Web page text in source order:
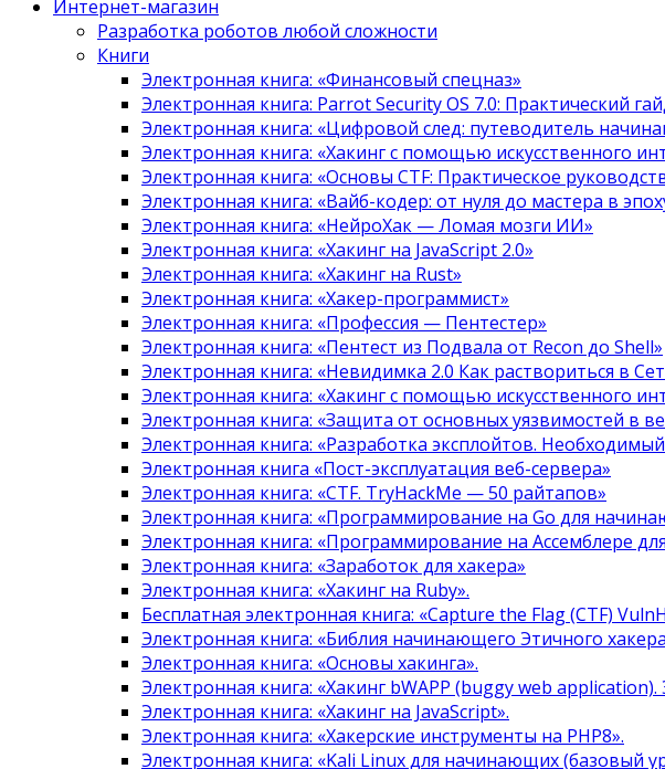
Интернет-магазин
Разработка роботов любой сложности
Книги
Электронная книга: «Финансовый спецназ»
Электронная книга: Parrot Security OS 7.0: Практический
Электронная книга: «Цифровой след: путеводитель
Электронная книга: «Хакинг с помощью искусственного
Электронная книга: «Основы CTF: Практическое
Электронная книга: «Вайб-кодер: от нуля до мастера в
Электронная книга: «НейроХак — Ломая мозги ИИ»
Электронная книга: «Хакинг на JavaScript 2.0»
Электронная книга: «Хакинг на Rust»
Электронная книга: «Хакер-программист»
Электронная книга: «Профессия — Пентестер»
Электронная книга: «Пентест из Подвала от Recon до Shell»
Электронная книга: «Невидимка 2.0 Как раствориться в
Электронная книга: «Хакинг с помощью искусственного
Электронная книга: «Защита от основных уязвимостей в
Электронная книга: «Разработка эксплойтов.
Электронная книга «Пост-эксплуатация веб-сервера»
Электронная книга: «CTF. TryHackMe — 50 райтапов»
Электронная книга: «Программирование на Go для
Электронная книга: «Программирование на Ассемблере
Электронная книга: «Заработок для хакера»
Электронная книга: «Хакинг на Ruby».
Бесплатная электронная книга: «Capture the Flag (CTF)
Электронная книга: «Библия начинающего Этичного
Электронная книга: «Основы хакинга».
Электронная книга: «Хакинг bWAPP (buggy web
Электронная книга: «Хакинг на JavaScript».
Электронная книга: «Хакерские инструменты на PHP8».
Электронная книга: «Kali Linux для начинающих (базовый